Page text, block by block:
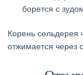
борется с
Корень сельдерея
отжимается через